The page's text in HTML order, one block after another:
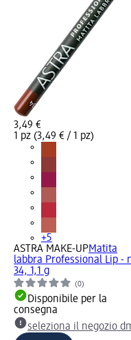
3,49 €
1 pz (3,49 € / 1 pz)
+5
ASTRA MAKE-UPMatita
labbra Professional Lip -
34, 1,1 g
(0)
Disponibile per la
consegna
seleziona il negozio